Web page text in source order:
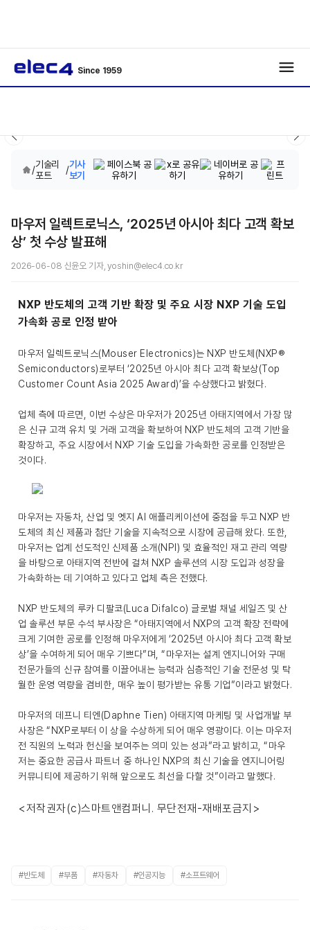
Since 1959
/기술리
포트
/기사
보기
마우저 일렉트로닉스, ‘2025년 아시아 최다 고객 확보
상’ 첫 수상 발표해
2026-06-08 신윤오 기자, yoshin@elec4.co.kr
NXP 반도체의 고객 기반 확장 및 주요 시장 NXP 기술 도입
가속화 공로 인정 받아
마우저 일렉트로닉스(Mouser Electronics)는 NXP 반도체(NXP®
Semiconductors)로부터 ‘2025년 아시아 최다 고객 확보상(Top
Customer Count Asia 2025 Award)’을 수상했다고 밝혔다.
업체 측에 따르면, 이번 수상은 마우저가 2025년 아태지역에서 가장 많
은 신규 고객 유치 및 거래 고객을 확보하여 NXP 반도체의 고객 기반을
확장하고, 주요 시장에서 NXP 기술 도입을 가속화한 공로를 인정받은
것이다.
마우저는 자동차, 산업 및 엣지 AI 애플리케이션에 중점을 두고 NXP 반
도체의 최신 제품과 첨단 기술을 지속적으로 시장에 공급해 왔다. 또한,
마우저는 업계 선도적인 신제품 소개(NPI) 및 효율적인 재고 관리 역량
을 바탕으로 아태지역 전반에 걸쳐 NXP 솔루션의 시장 도입과 성장을
가속화하는 데 기여하고 있다고 업체 측은 전했다.
NXP 반도체의 루카 디팔코(Luca Difalco) 글로벌 채널 세일즈 및 산
업 솔루션 부문 수석 부사장은 “아태지역에서 NXP의 고객 확장 전략에
크게 기여한 공로를 인정해 마우저에게 ‘2025년 아시아 최다 고객 확보
상’을 수여하게 되어 매우 기쁘다”며, “마우저는 설계 엔지니어와 구매
전문가들의 신규 참여를 이끌어내는 능력과 심층적인 기술 전문성 및 탁
월한 운영 역량을 겸비한, 매우 높이 평가받는 유통 기업”이라고 밝혔다.
마우저의 데프니 티엔(Daphne Tien) 아태지역 마케팅 및 사업개발 부
사장은 “NXP로부터 이 상을 수상하게 되어 매우 영광이다. 이는 마우저
전 직원의 노력과 헌신을 보여주는 의미 있는 성과”라고 밝히고, “마우
저는 중요한 공급사 파트너 중 하나인 NXP의 최신 기술을 엔지니어링
커뮤니티에 제공하기 위해 앞으로도 최선을 다할 것”이라고 말했다.
<저작권자(c)스마트앤컴퍼니. 무단전재-재배포금지>
#반도체 #부품 #자동차 #인공지능 #소프트웨어